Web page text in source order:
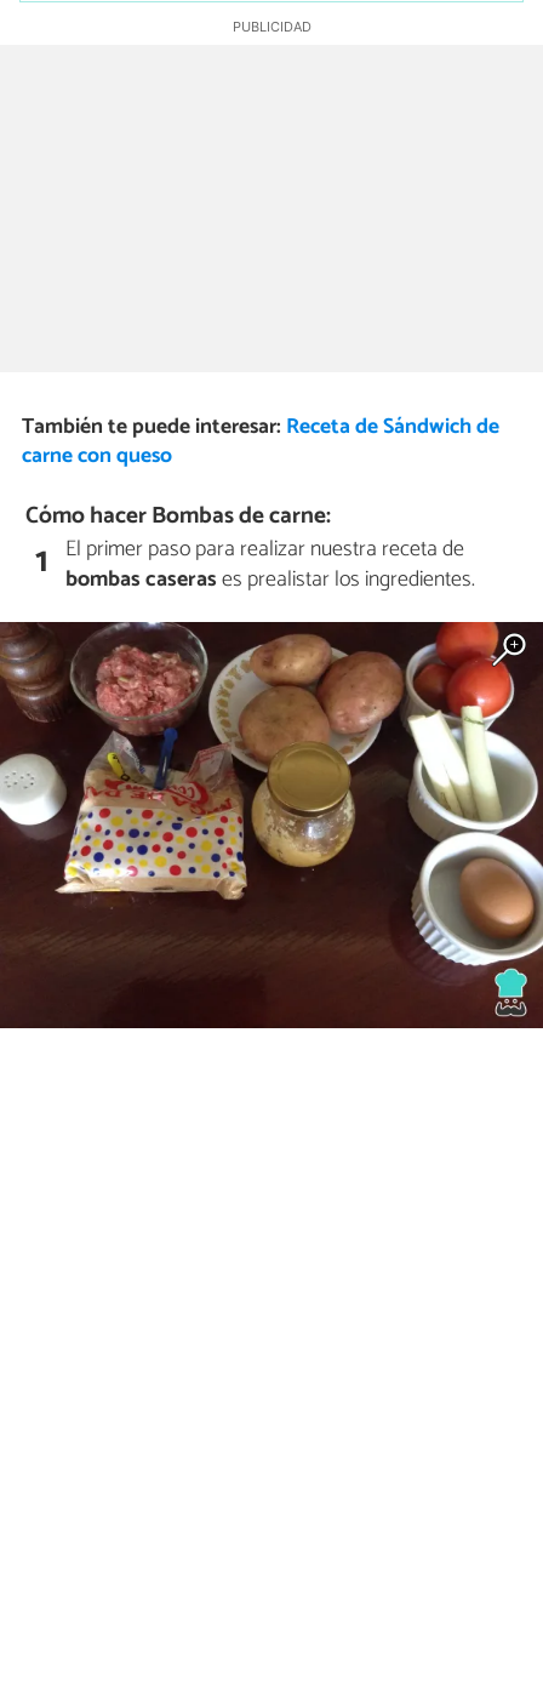
También te puede interesar: Receta de Sándwich de
carne con queso
Cómo hacer Bombas de carne:
1 El primer paso para realizar nuestra receta de
bombas caserases prealistar los ingredientes.